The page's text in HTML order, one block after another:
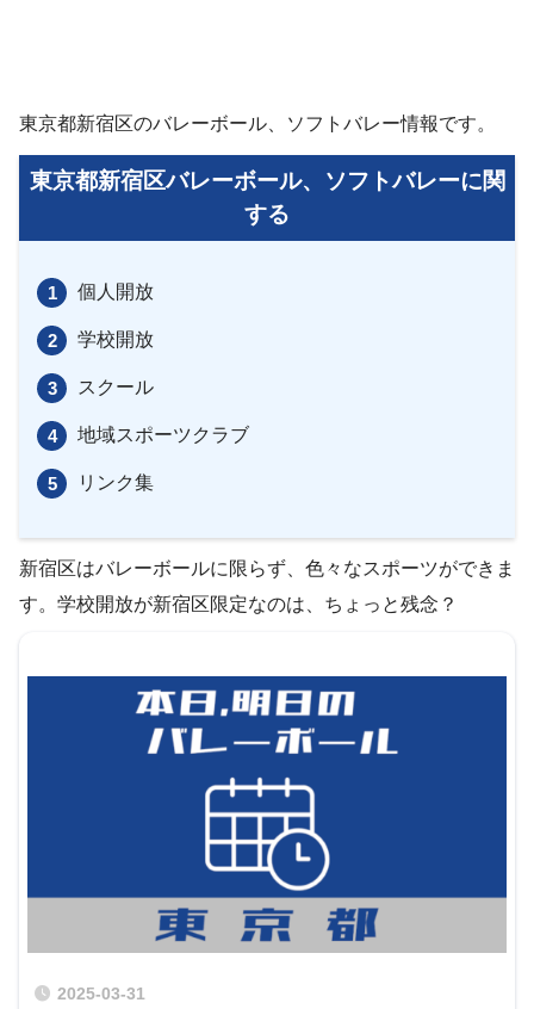
東京都新宿区のバレーボール、ソフトバレー情報です。
東京都新宿区バレーボール、ソフトバレーに関
する
個人開放
学校開放
スクール
地域スポーツクラブ
リンク集
新宿区はバレーボールに限らず、色々なスポーツができま
す。学校開放が新宿区限定なのは、ちょっと残念？
2025-03-31